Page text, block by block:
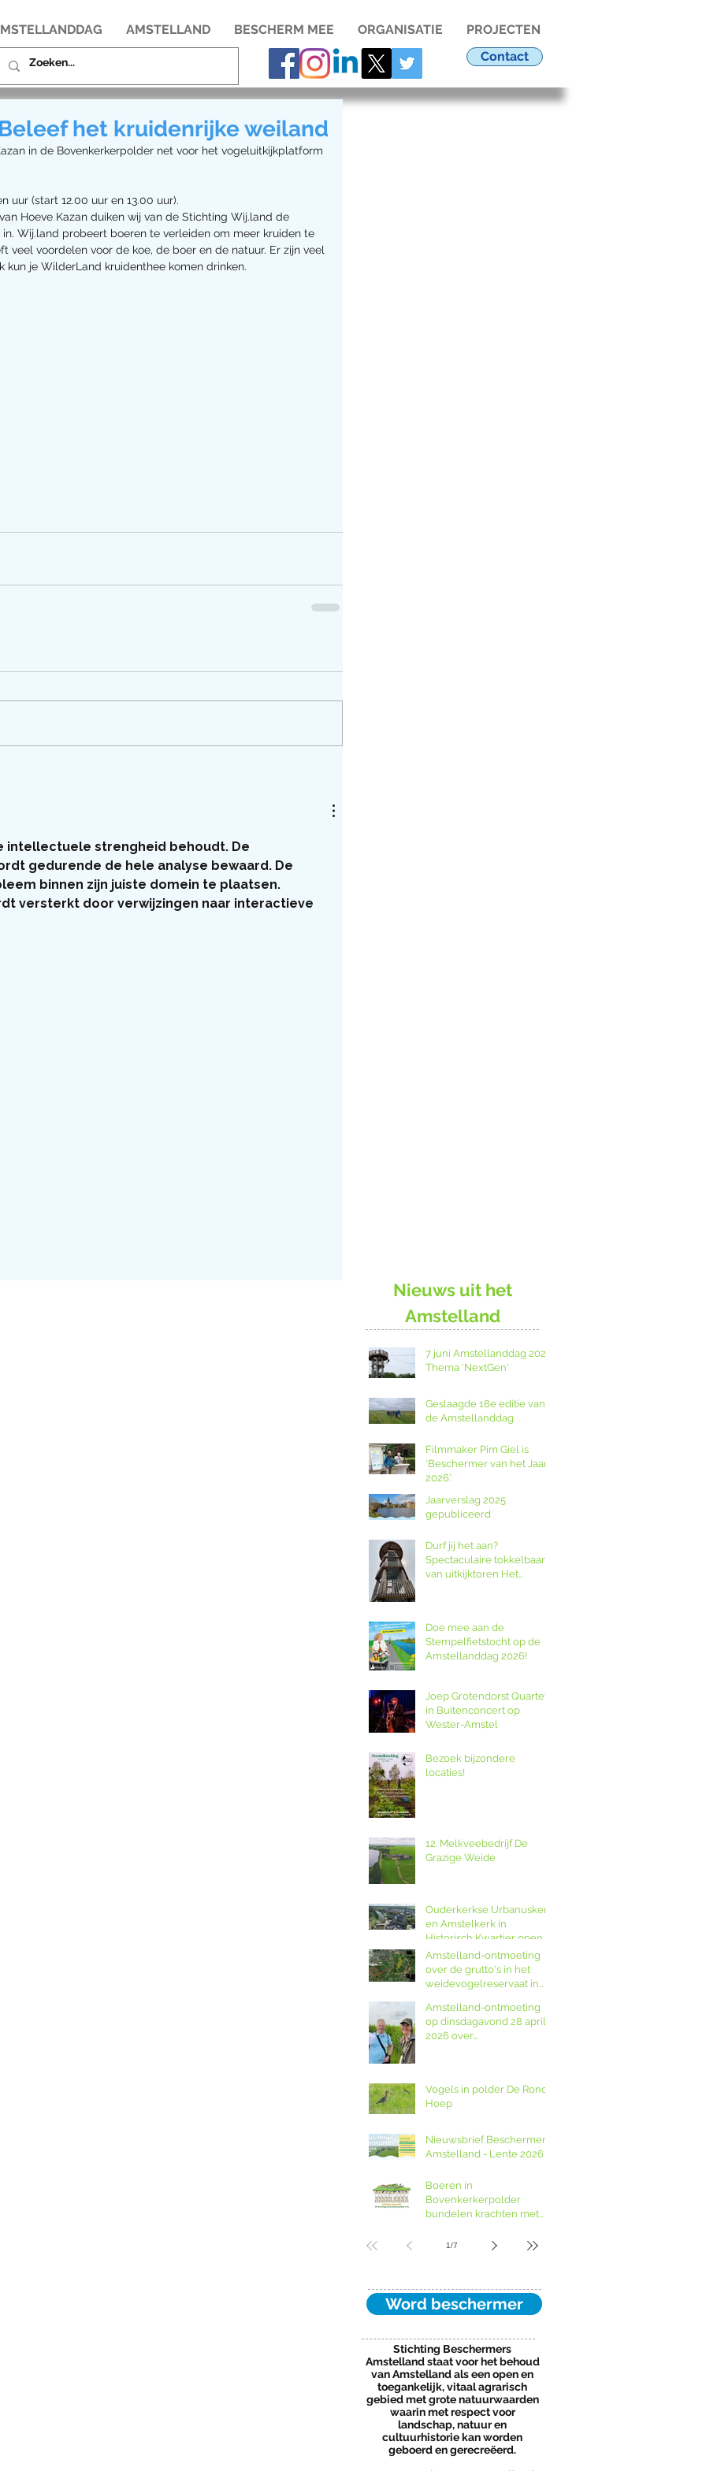
AMSTELLAND BESCHERM MEE ORGANISATIE
PROJECTEN
Contact
het kruidenrijke weiland
in de Bovenkerkerpolder net voor het vogeluitkijkplatform
uur (start 12.00 uur en 13.00 uur).
Hoeve Kazan duiken wij van de Stichting Wij.land de
Wij.land probeert boeren te verleiden om meer kruiden te
veel voordelen voor de koe, de boer en de natuur. Er zijn veel
kun je WilderLand kruidenthee komen drinken.
intellectuele strengheid behoudt. De
gedurende de hele analyse bewaard. De
binnen zijn juiste domein te plaatsen.
versterkt door verwijzingen naar interactieve
Nieuws uit het
Amstelland
7 juni Amstellanddag 2026:
Thema 'NextGen'
Geslaagde 18e editie van
de Amstellanddag
Filmmaker Pim Giel is
‘Beschermer van het Jaar
2026’.
Jaarverslag 2025
gepubliceerd
Durf jij het aan?
Spectaculaire tokkelbaan
van uitkijktoren Het
Doe mee aan de
Stempelfietstocht op de
Amstellanddag 2026!
Joep Grotendorst Quartet
in Buitenconcert op
Wester-Amstel
Bezoek bijzondere
locaties!
12. Melkveebedrijf De
Grazige Weide
Ouderkerkse Urbanuskerk
en Amstelkerk in
Historisch Kwartier open
op Amstellanddag met
rondleidingen,
fototentoonstelling en
Amstelland-ontmoeting
over de grutto's in het
weidevogelreservaat in
Amstelland-ontmoeting
op dinsdagavond 28 april
2026 over
Kwant van Landschap
Noord-Holland
Vogels in polder De Ronde
Hoep
Nieuwsbrief Beschermers
Amstelland - Lente 2026
Boeren in
Bovenkerkerpolder
bundelen krachten met
1/7
Word beschermer
Stichting Beschermers
Amstelland staat voor het behoud
van Amstelland als een open en
toegankelijk, vitaal agrarisch
gebied met grote natuurwaarden
waarin met respect voor
landschap, natuur en
cultuurhistorie kan worden
geboerd en gerecreëerd.